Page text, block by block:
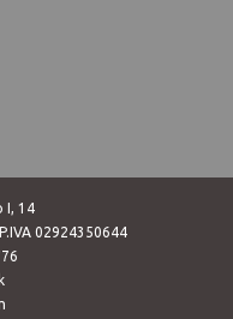
I, 14
02924350644